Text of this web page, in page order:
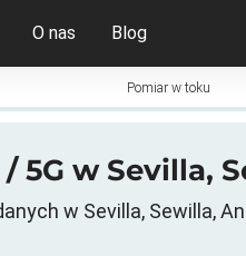
O nas Blog
Pomiar w toku
5G w Sevilla,
w Sevilla, Sewilla,